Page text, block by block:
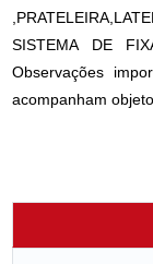
SISTEMA DE
Observações
acompanham